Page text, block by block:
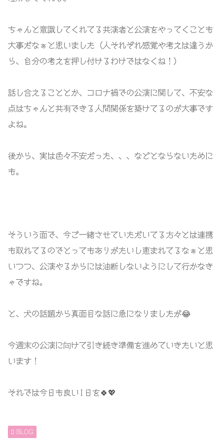
ちゃんと意識してくれてる共演者と公演をやってくことも
大事だなぁと思いました（人それぞれ感覚や考えは違うか
ら、自分の考えを押し付けるわけではなくね！）
話し合えることとか、コロナ禍での公演に関して、不安な
点はちゃんと共有できる人間関係を築けてるのが大事です
よね。
後から、実は色々不安だった、、、などとならないために
も。
そういう面で、今ご一緒させていただいてる方々とは連携
も取れてるのでとってもありがたいし恵まれてるなぁと思
いつつ、公演やるからには油断しないようにして行かなき
ゃですね。
と、犬の話題から真面目な話に急になりましたが😂
今週末の公演に向けて引き続き準備を進めていきたいと思
います！
それでは今日も良い1日を🍀💖
BLOG